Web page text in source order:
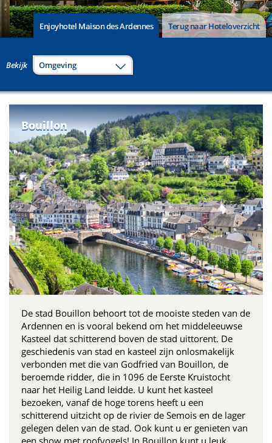
Enjoyhotel Maison des Ardennes Terug naar Hoteloverzicht
Bekijk Omgeving
Bouillon
De stad Bouillon behoort tot de mooiste steden van de
Ardennen en is vooral bekend om het middeleeuwse
Kasteel dat schitterend boven de stad uittorent. De
geschiedenis van stad en kasteel zijn onlosmakelijk
verbonden met die van Godfried van Bouillon, de
beroemde ridder, die in 1096 de Eerste Kruistocht
naar het Heilig Land leidde. U kunt het kasteel
bezoeken, vanaf de hoge torens heeft u een
schitterend uitzicht op de rivier de Semois en de lager
gelegen delen van de stad. Ook kunt u er genieten van